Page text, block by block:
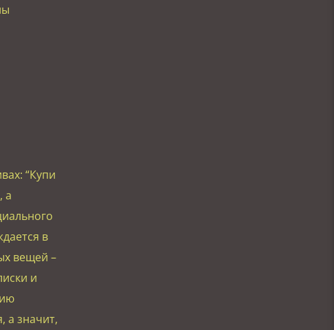
“Купи
а
в
вещей –
и
а значит,